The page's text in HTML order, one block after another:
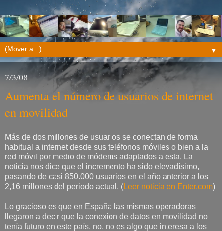
▼
7/3/08
Aumenta el número de usuarios de internet
en movilidad
Más de dos millones de usuarios se conectan de forma
habitual a internet desde sus teléfonos móviles o bien a la
red móvil por medio de módems adaptados a esta. La
noticia nos dice que el incremento ha sido elevadísimo,
pasando de casi 850.000 usuarios en el año anterior a los
2,16 millones del periodo actual. (Leer noticia en Enter.com)
Lo gracioso es que en España las mismas operadoras
llegaron a decir que la conexión de datos en movilidad no
tenía futuro en este país, no, no es algo que interesa a los